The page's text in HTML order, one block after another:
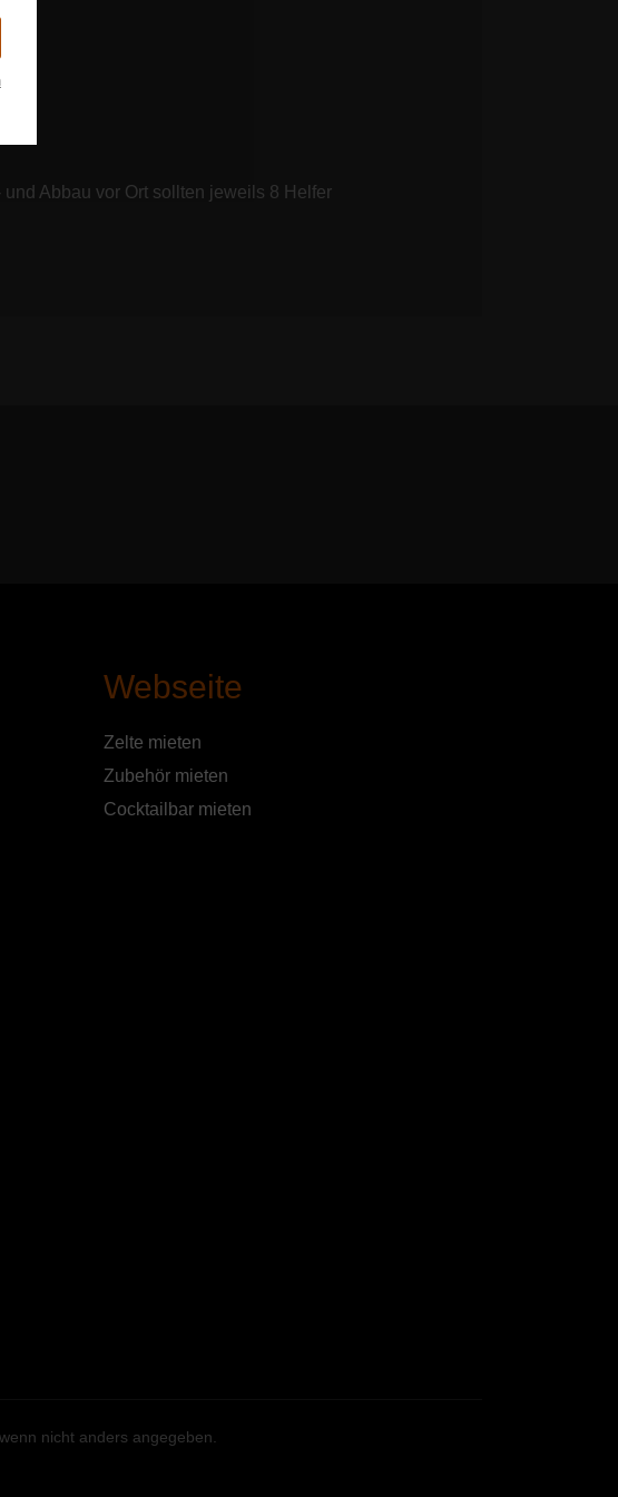
Abbau vor Ort sollten jeweils 8 Helfer
Webseite
Zelte mieten
Zubehör mieten
Cocktailbar mieten
nicht anders angegeben.